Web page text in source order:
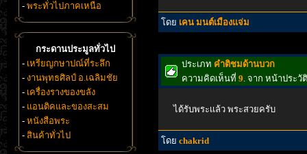
- พระทั่วไปภาคเหนือ
กระดานประมูลทั่วไป
- เหรียญกษาปณ์ที่ระลึก
- งานพุทธศิลป์ อ.เฉลิมชัย
- เครื่องรางของขลัง
- แอนติคและของสะสม
- หนังสือพระ
- สินค้าทั่วไป
โดย เคน มนต์เมืองแจ่ม
ประเภท คำติชมด้านบวก
ความคิดเห็นที่ 9. จาก หน้าประวั
ได้รับพระเเล้ว พระสวยครับ
โดย chakrid